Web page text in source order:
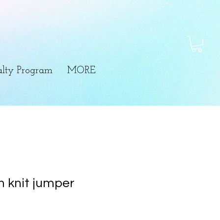
Program MORE
knit jumper